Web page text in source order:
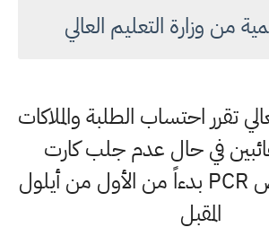
من وزارة التعليم العالي
تقرر احتساب الطلبة والملاكات
في حال عدم جلب كارت
التلقيح او فحص PCR بدءاً من الأول من أيلول
المقبل